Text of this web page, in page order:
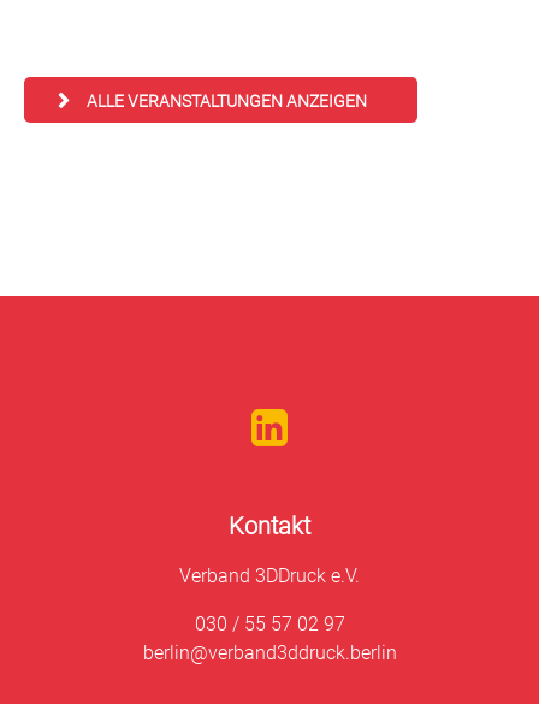
ALLE VERANSTALTUNGEN ANZEIGEN
Kontakt
Verband 3DDruck e.V.
030 / 55 57 02 97
berlin@verband3ddruck.berlin